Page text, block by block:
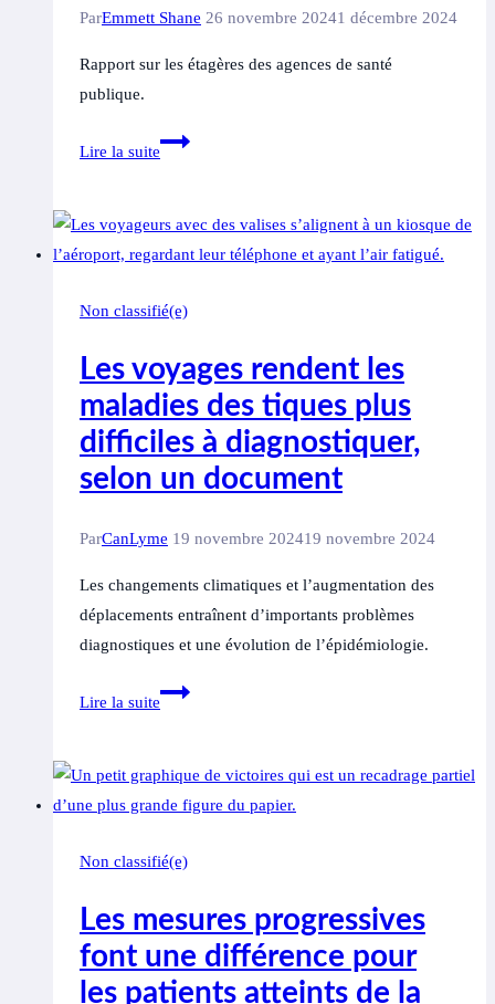
Guelph
maladie
ParEmmett Shane 26 novembre 20241 décembre 2024
Rapport sur les étagères des agences de santé
publique.
Lire la suite
Le
n’écoute
toujours
les
atteintes
de
la
de
Non classifié(e)
Les voyages rendent les
maladies des tiques plus
difficiles à diagnostiquer,
selon un document
ParCanLyme 19 novembre 202419 novembre 2024
Les changements climatiques et l’augmentation des
déplacements entraînent d’importants problèmes
diagnostiques et une évolution de l’épidémiologie.
Lire la suite
Les
les
maladies
tiques
difficiles
diagnostiquer,
Non classifié(e)
Les mesures progressives
font une différence pour
les patients atteints de la